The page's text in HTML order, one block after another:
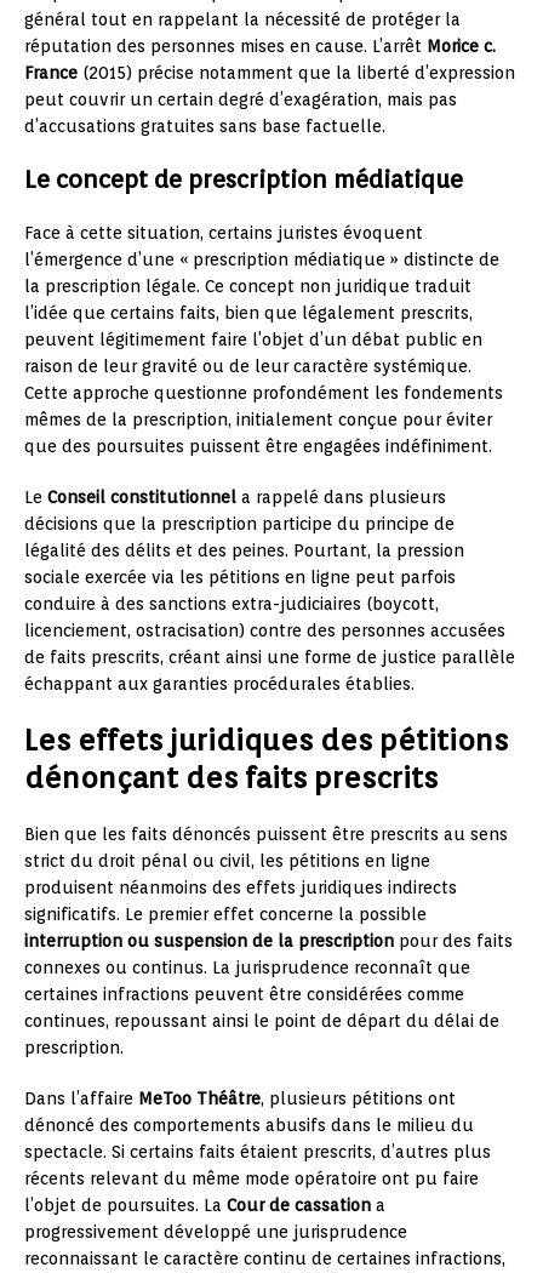
général tout en rappelant la nécessité de protéger la
réputation des personnes mises en cause. L’arrêt Morice c.
France (2015) précise notamment que la liberté d’expression
peut couvrir un certain degré d’exagération, mais pas
d’accusations gratuites sans base factuelle.
Le concept de prescription médiatique
Face à cette situation, certains juristes évoquent
l’émergence d’une « prescription médiatique » distincte de
la prescription légale. Ce concept non juridique traduit
l’idée que certains faits, bien que légalement prescrits,
peuvent légitimement faire l’objet d’un débat public en
raison de leur gravité ou de leur caractère systémique.
Cette approche questionne profondément les fondements
mêmes de la prescription, initialement conçue pour éviter
que des poursuites puissent être engagées indéfiniment.
Le Conseil constitutionnel a rappelé dans plusieurs
décisions que la prescription participe du principe de
légalité des délits et des peines. Pourtant, la pression
sociale exercée via les pétitions en ligne peut parfois
conduire à des sanctions extra-judiciaires (boycott,
licenciement, ostracisation) contre des personnes accusées
de faits prescrits, créant ainsi une forme de justice parallèle
échappant aux garanties procédurales établies.
Les effets juridiques des pétitions
dénonçant des faits prescrits
Bien que les faits dénoncés puissent être prescrits au sens
strict du droit pénal ou civil, les pétitions en ligne
produisent néanmoins des effets juridiques indirects
significatifs. Le premier effet concerne la possible
interruption ou suspension de la prescription pour des faits
connexes ou continus. La jurisprudence reconnaît que
certaines infractions peuvent être considérées comme
continues, repoussant ainsi le point de départ du délai de
prescription.
Dans l’affaire MeToo Théâtre, plusieurs pétitions ont
dénoncé des comportements abusifs dans le milieu du
spectacle. Si certains faits étaient prescrits, d’autres plus
récents relevant du même mode opératoire ont pu faire
l’objet de poursuites. La Cour de cassation a
progressivement développé une jurisprudence
reconnaissant le caractère continu de certaines infractions,